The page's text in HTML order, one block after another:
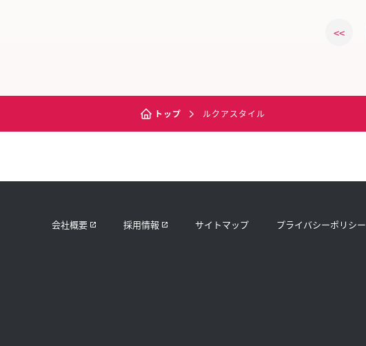
<<
トップ ルクアスタイル
会社概要 採用情報 サイトマップ プライバシーポリシー